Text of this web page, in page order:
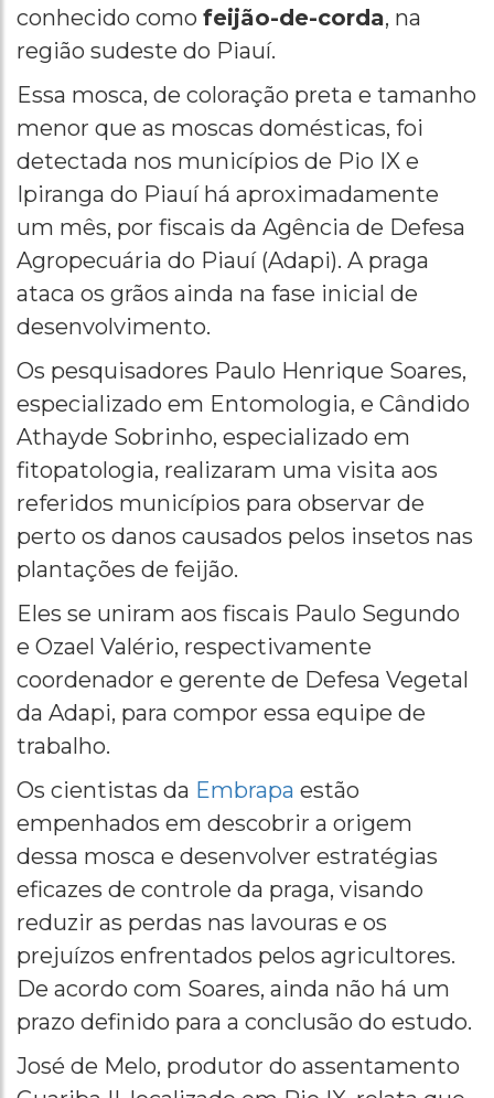
conhecido como feijão-de-corda, na
região sudeste do Piauí.
Essa mosca, de coloração preta e tamanho
menor que as moscas domésticas, foi
detectada nos municípios de Pio IX e
Ipiranga do Piauí há aproximadamente
um mês, por fiscais da Agência de Defesa
Agropecuária do Piauí (Adapi). A praga
ataca os grãos ainda na fase inicial de
desenvolvimento.
Os pesquisadores Paulo Henrique Soares,
especializado em Entomologia, e Cândido
Athayde Sobrinho, especializado em
fitopatologia, realizaram uma visita aos
referidos municípios para observar de
perto os danos causados pelos insetos nas
plantações de feijão.
Eles se uniram aos fiscais Paulo Segundo
e Ozael Valério, respectivamente
coordenador e gerente de Defesa Vegetal
da Adapi, para compor essa equipe de
trabalho.
Os cientistas da Embrapa estão
empenhados em descobrir a origem
dessa mosca e desenvolver estratégias
eficazes de controle da praga, visando
reduzir as perdas nas lavouras e os
prejuízos enfrentados pelos agricultores.
De acordo com Soares, ainda não há um
prazo definido para a conclusão do estudo.
José de Melo, produtor do assentamento